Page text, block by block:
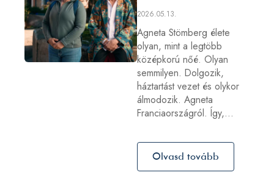
2026.05.13.
Agneta Stömberg élete
olyan, mint a legtöbb
középkorú nőé. Olyan
semmilyen. Dolgozik,
háztartást vezet és olykor
álmodozik. Agneta
Franciaországról. Így,…
Olvasd tovább